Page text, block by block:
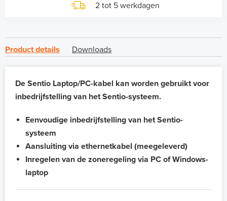
2 tot 5 werkdagen
Product details Downloads
De Sentio Laptop/PC-kabel kan worden gebruikt voor
inbedrijfstelling van het Sentio-systeem.
Eenvoudige inbedrijfstelling van het Sentio-
systeem
Aansluiting via ethernetkabel (meegeleverd)
Inregelen van de zoneregeling via PC of Windows-
laptop